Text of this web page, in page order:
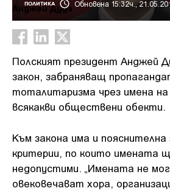
ПОЛИТИКА Обновена 15:32ч.,
Анджей Дуда
Полският президент Анджей
закон, забраняващ
тоталитаризма чрез имена на
всякакви обществени обекти.
Към закона има и пояснителна
критерии, по които имената
недопустими. „Имената не
овековечават хора,